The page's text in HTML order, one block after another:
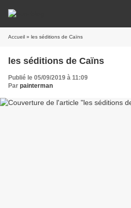
Accueil » les séditions de Caïns
les séditions de Caïns
Publié le 05/09/2019 à 11:09
Par painterman